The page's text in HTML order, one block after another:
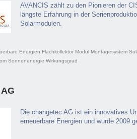
AVANCIS zählt zu den Pionieren der
längste Erfahrung in der
Solarmodulen.
Energien Flachkollektor Modul Montagesystem
Sonnenenergie Wirkungsgrad
Die changetec AG ist ein innovatives
erneuerbare Energien und wurde 2009